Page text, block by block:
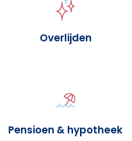
Overlijden
Pensioen & hypotheek